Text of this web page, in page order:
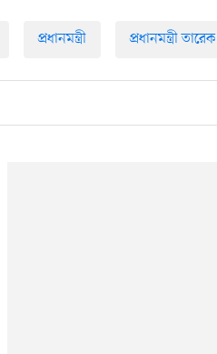
প্রধানমন্ত্রী প্রধানমন্ত্রী